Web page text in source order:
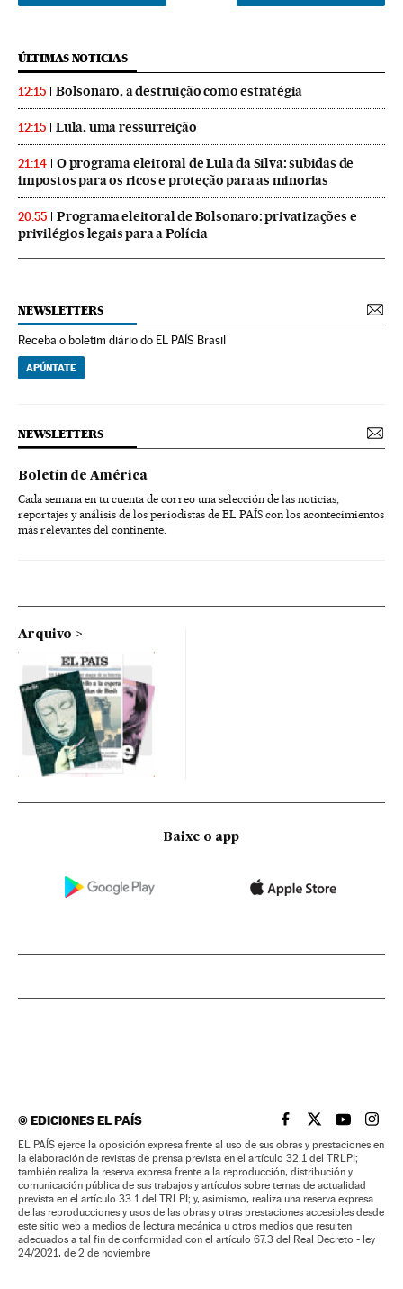
ÚLTIMAS NOTICIAS
12:15 Bolsonaro, a destruição como estratégia
12:15 Lula, uma ressurreição
21:14
O programa eleitoral de Lula da Silva: subidas de
impostos para os ricos e proteção para as minorias
20:55
Programa eleitoral de Bolsonaro: privatizações e
privilégios legais para a Polícia
NEWSLETTERS
Receba o boletim diário do EL PAÍS Brasil
APÚNTATE
NEWSLETTERS
Boletín de América
Cada semana en tu cuenta de correo una selección de las noticias,
reportajes y análisis de los periodistas de EL PAÍS con los acontecimientos
más relevantes del continente.
Arquivo
Baixe o app
©EDICIONES EL PAÍS EL PAÍS BRASIL EN
EL PAÍSEL PAÍS
EL
EL PAÍS ejerce la oposición expresa frente al uso de sus obras y prestaciones en
la elaboración de revistas de prensa prevista en el artículo 32.1 del TRLPI;
también realiza la reserva expresa frente a la reproducción, distribución y
comunicación pública de sus trabajos y artículos sobre temas de actualidad
prevista en el artículo 33.1 del TRLPI; y, asimismo, realiza una reserva expresa
de las reproducciones y usos de las obras y otras prestaciones accesibles desde
este sitio web a medios de lectura mecánica u otros medios que resulten
adecuados a tal fin de conformidad con el artículo 67.3 del Real Decreto - ley
24/2021, de 2 de noviembre